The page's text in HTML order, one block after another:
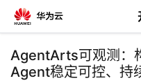
返
回
AgentArts可观测：
Agent稳定可控、持